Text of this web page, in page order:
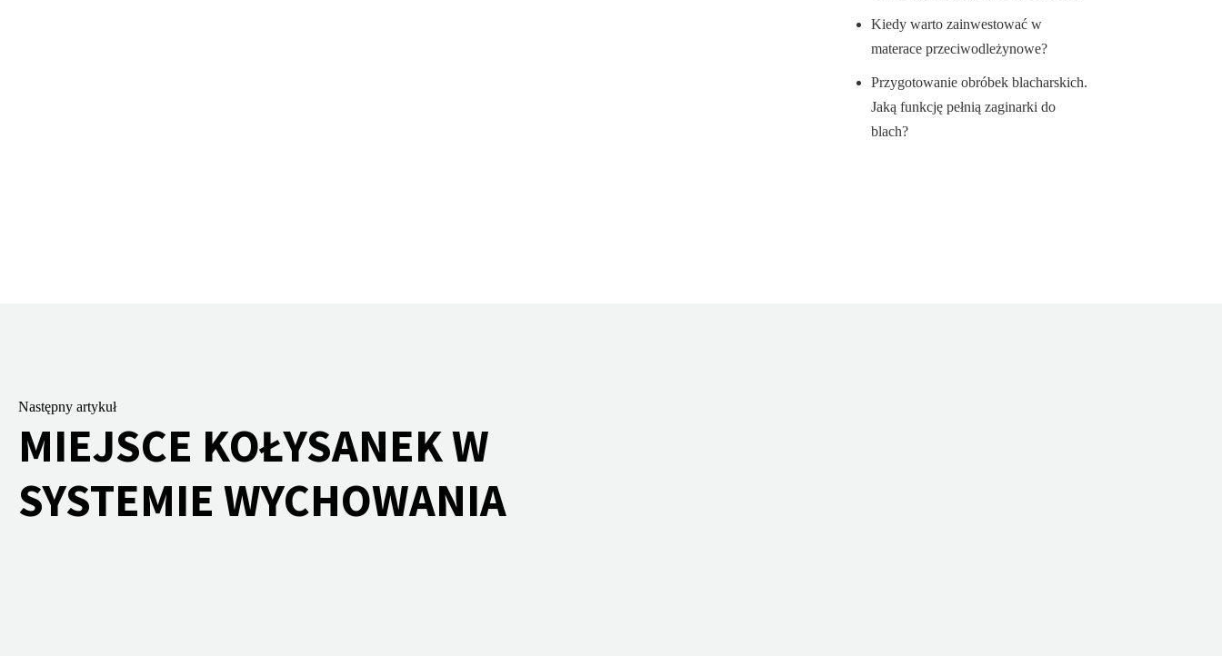
Kiedy warto zainwestować w
materace przeciwodleżynowe?
Przygotowanie obróbek blacharskich.
Jaką funkcję pełnią zaginarki do
blach?
Następny artykuł
MIEJSCE KOŁYSANEK W
SYSTEMIE WYCHOWANIA